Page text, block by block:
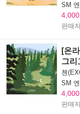
SM
4,000
판매
[온
그리
첸
SM
4,000
판매